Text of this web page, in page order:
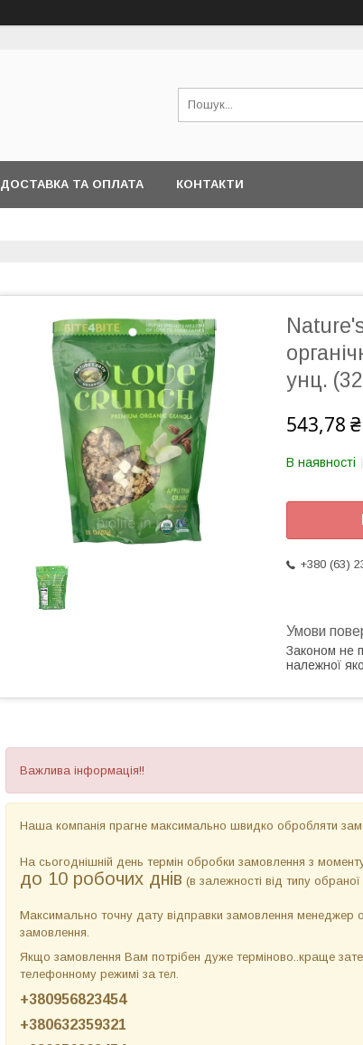
ДОСТАВКА ТА ОПЛАТА КОНТАКТИ
унц.
543,78 ₴
В наявності
+380 (63)
Законом не
належної
Важлива інформація!!
Наша компанія прагне максимально швидко обробляти
На сьогоднішній день термін обробки замовлення з
до 10 робочих днів (в залежності від типу
Максимально точну дату відправки замовлення менеджер
замовлення.
Якщо замовлення Вам потрібен дуже терміново..краще
телефонному режимі за тел.
+380956823454
+380632359321